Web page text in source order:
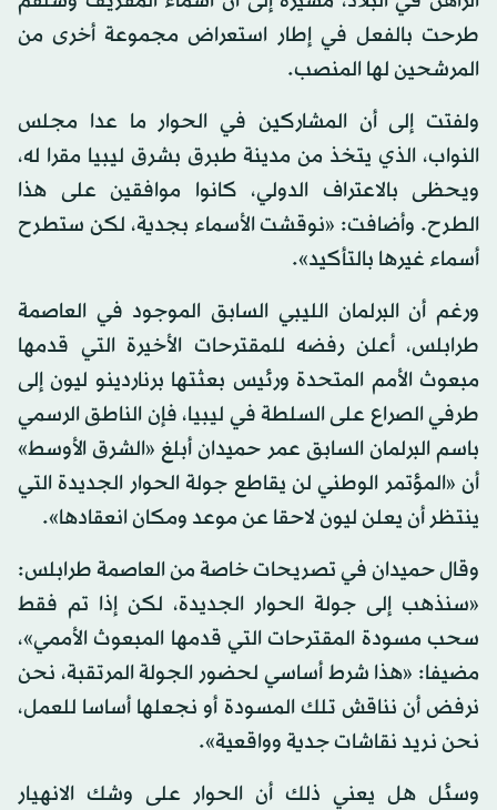
طرحت بالفعل في إطار استعراض مجموعة أخرى من
المرشحين لها المنصب.
ولفتت إلى أن المشاركين في الحوار ما عدا مجلس
النواب، الذي يتخذ من مدينة طبرق بشرق ليبيا مقرا له،
ويحظى بالاعتراف الدولي، كانوا موافقين على هذا
الطرح. وأضافت: «نوقشت الأسماء بجدية، لكن ستطرح
أسماء غيرها بالتأكيد».
ورغم أن البرلمان الليبي السابق الموجود في العاصمة
طرابلس، أعلن رفضه للمقترحات الأخيرة التي قدمها
مبعوث الأمم المتحدة ورئيس بعثتها برناردينو ليون إلى
طرفي الصراع على السلطة في ليبيا، فإن الناطق الرسمي
باسم البرلمان السابق عمر حميدان أبلغ «الشرق الأوسط»
أن «المؤتمر الوطني لن يقاطع جولة الحوار الجديدة التي
ينتظر أن يعلن ليون لاحقا عن موعد ومكان انعقادها».
وقال حميدان في تصريحات خاصة من العاصمة طرابلس:
«سنذهب إلى جولة الحوار الجديدة، لكن إذا تم فقط
سحب مسودة المقترحات التي قدمها المبعوث الأممي»،
مضيفا: «هذا شرط أساسي لحضور الجولة المرتقبة، نحن
نرفض أن نناقش تلك المسودة أو نجعلها أساسا للعمل،
نحن نريد نقاشات جدية وواقعية».
وسئل هل يعني ذلك أن الحوار على وشك الانهيار